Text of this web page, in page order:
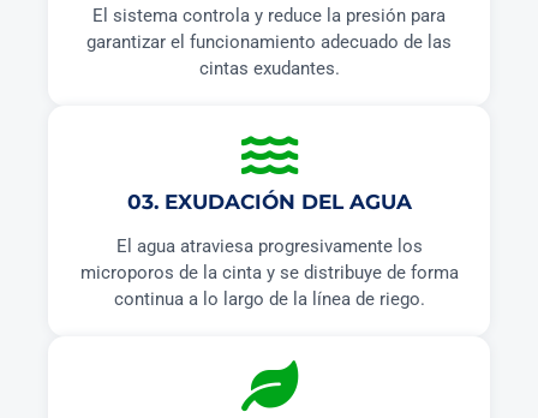
El sistema controla y reduce la presión para
garantizar el funcionamiento adecuado de las
cintas exudantes.
03. EXUDACIÓN DEL AGUA
El agua atraviesa progresivamente los
microporos de la cinta y se distribuye de forma
continua a lo largo de la línea de riego.